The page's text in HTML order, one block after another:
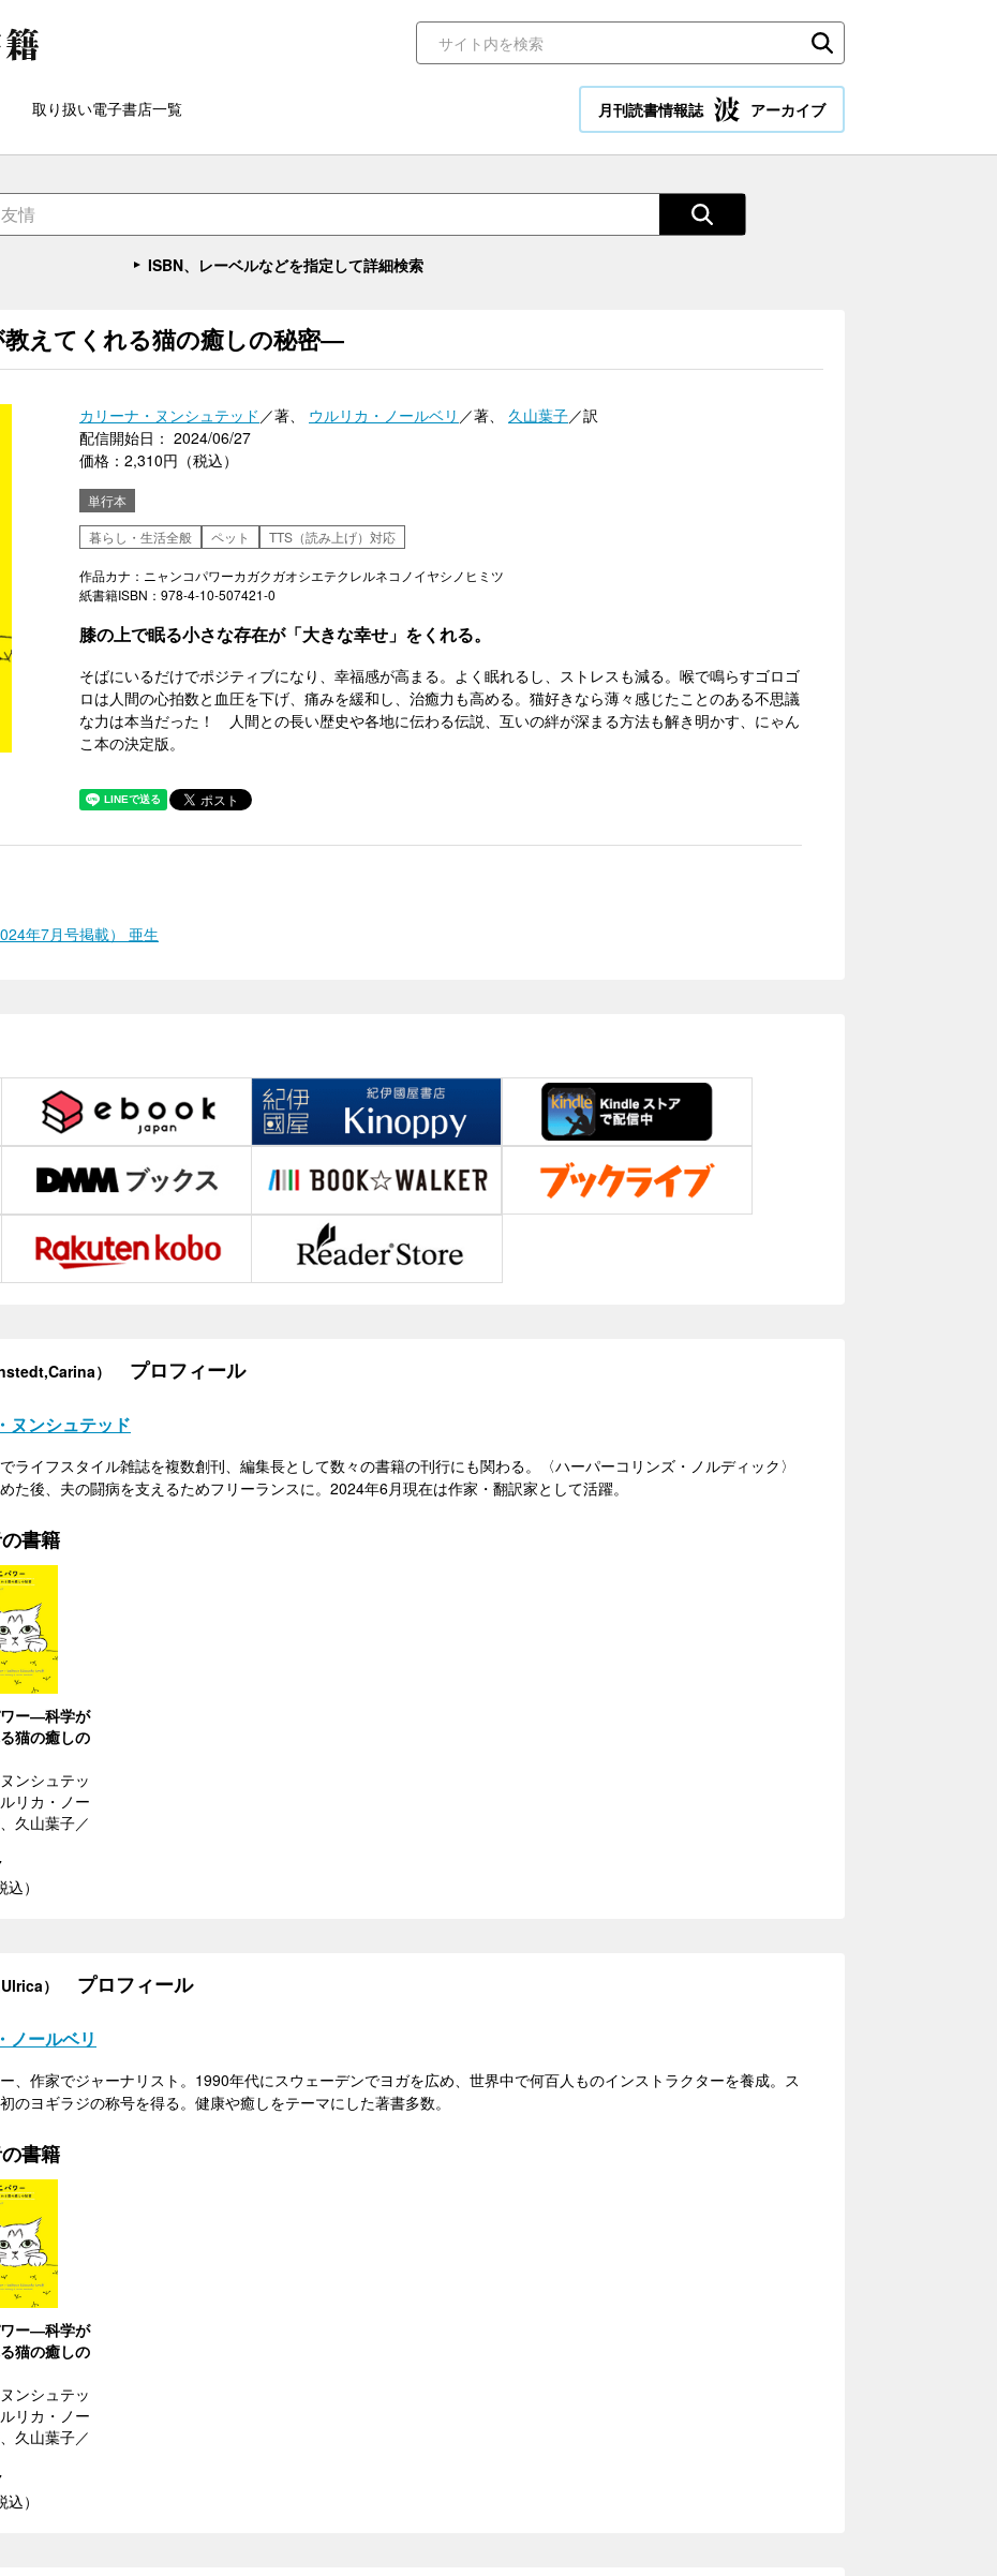
取り扱い電子書店一覧 月刊読書情報誌 アーカイブ
ISBN、レーベルなどを指定して詳細検索
えてくれる猫の癒しの秘密―
カリーナ・ヌンシュテッド ／著、 ウルリカ・ノールベリ ／著、 久山葉子／訳
配信開始日： 2024/06/27
価格：2,310円（税込）
単行本
暮らし・生活全般
ペット TTS（読み上げ）対応
作品カナ：ニャンコパワーカガクガオシエテクレルネコノイヤシノヒミツ
紙書籍ISBN：978-4-10-507421-0
膝の上で眠る小さな存在が「大きな幸せ」をくれる。
そばにいるだけでポジティブになり、幸福感が高まる。よく眠れるし、ストレスも減る。喉で鳴らすゴロゴ
ロは人間の心拍数と血圧を下げ、痛みを緩和し、治癒力も高める。猫好きなら薄々感じたことのある不思議
な力は本当だった！ 人間との長い歴史や各地に伝わる伝説、互いの絆が深まる方法も解き明かす、にゃん
こ本の決定版。
年7月号掲載） 亜生
） プロフィール
ヌンシュテッド
ライフスタイル雑誌を複数創刊、編集長として数々の書籍の刊行にも関わる。〈ハーパーコリンズ・ノルディック〉
た後、夫の闘病を支えるためフリーランスに。2024年6月現在は作家・翻訳家として活躍。
書籍
ー―科学が
猫の癒しの
ンシュテッ
リカ・ノー
久山葉子／
）
） プロフィール
ノールベリ
、作家でジャーナリスト。1990年代にスウェーデンでヨガを広め、世界中で何百人ものインストラクターを養成。ス
のヨギラジの称号を得る。健康や癒しをテーマにした著書多数。
書籍
ー―科学が
猫の癒しの
ンシュテッ
リカ・ノー
久山葉子／
）